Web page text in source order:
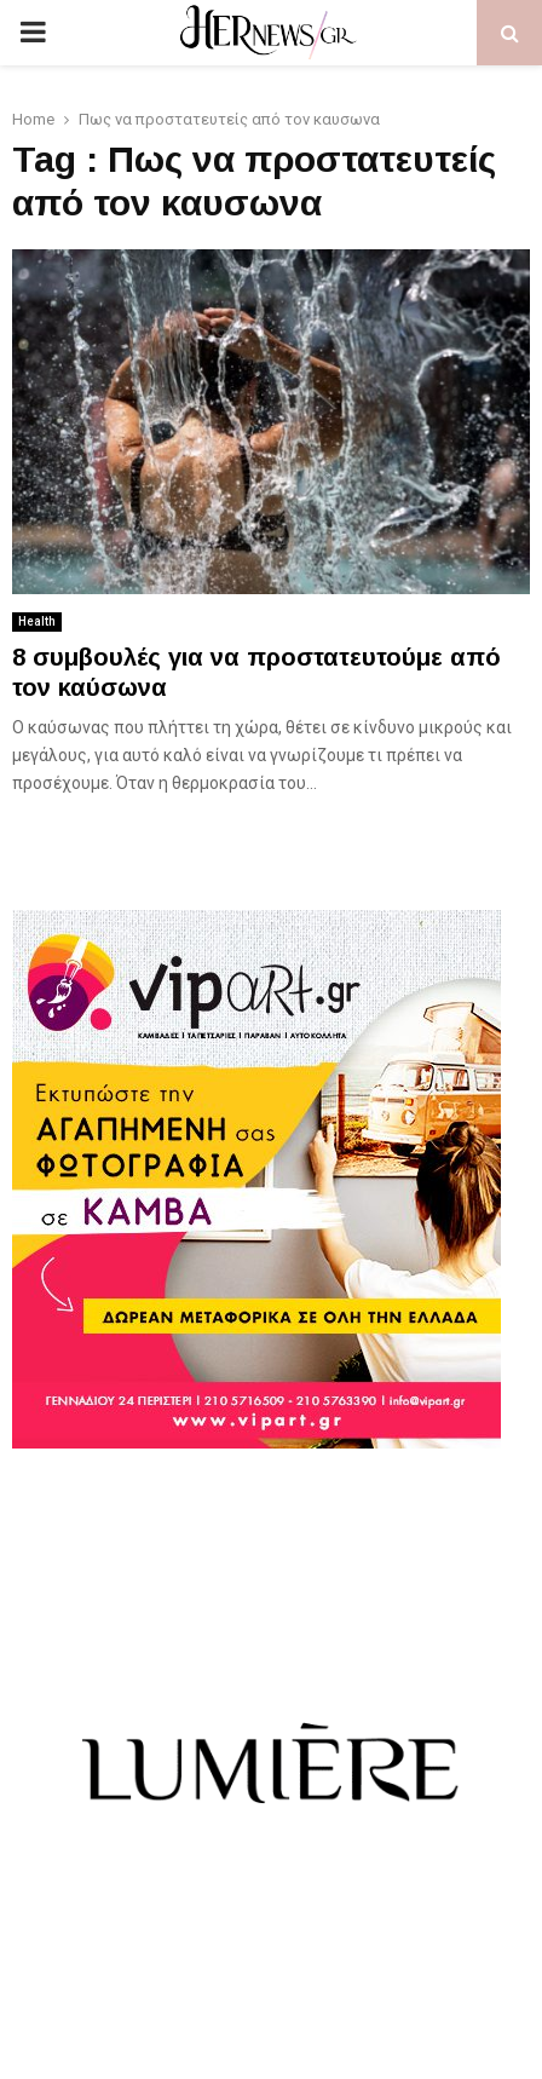
PRIMARY
Home Πως να προστατευτείς από τον καυσωνα
Tag : Πως να προστατευτείς
από τον καυσωνα
Health
8 συμβουλές για να προστατευτούμε από
τον καύσωνα
Ο καύσωνας που πλήττει τη χώρα, θέτει σε κίνδυνο μικρούς και
μεγάλους, για αυτό καλό είναι να γνωρίζουμε τι πρέπει να
προσέχουμε. Όταν η θερμοκρασία του...